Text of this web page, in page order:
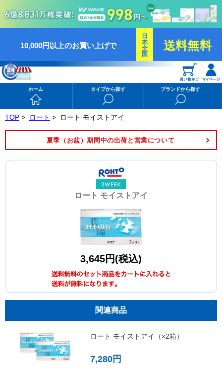
10,000円以上のお買い上げで
日
本
全
国
送料無料
ホーム タイプから探す ブランドから探す
TOP > ロート > ロート モイストアイ
夏季（お盆）期間中の出荷と営業について
ロート モイストアイ
3,645円(税込)
関連商品
ロート モイストアイ（×2箱）
7,280円